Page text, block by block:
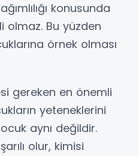
konusunda
olmaz. Bu yüzden
örnek olması
gereken en önemli
yeteneklerini
aynı değildir.
olur, kimisi